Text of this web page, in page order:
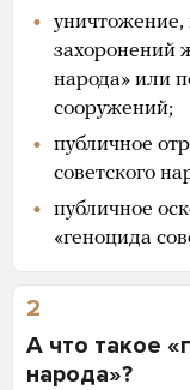
захоронений
народа» или
сооружений;
публичное
советского
публичное
«геноцида
2
А что такое
народа»?